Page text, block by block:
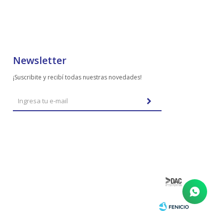
Newsletter
¡Suscribite y recibí todas nuestras novedades!